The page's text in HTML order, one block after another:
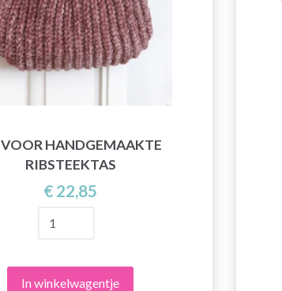
HANDGEMAAKTE
RIBSTEEKTAS
€ 22,85
In winkelwagentje